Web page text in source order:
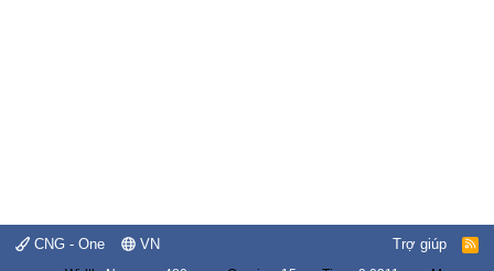
CNG - One VN Trợ giúp
R